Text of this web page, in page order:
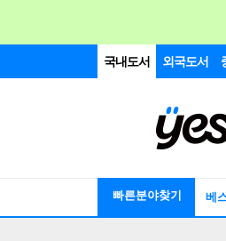
국내도서 외국도서
빠른분야찾기 베